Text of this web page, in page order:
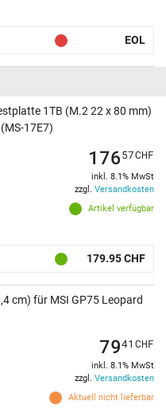
EOL
1TB (M.2 22 x 80 mm)
17E7)
Artikel verfügbar
17657CHF
inkl. 8.1% MwSt
zzgl. Versandkosten
179.95 CHF
cm) für MSI GP75 Leopard
Aktuell nicht lieferbar
7941 CHF
inkl. 8.1% MwSt
zzgl. Versandkosten